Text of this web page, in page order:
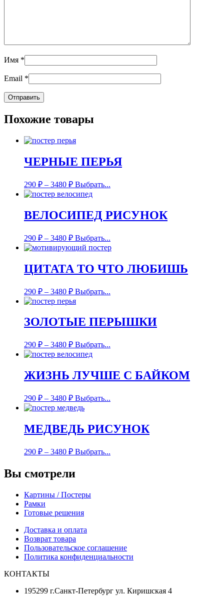
Имя *
Email *
Похожие товары
ЧЕРНЫЕ ПЕРЬЯ
290 ₽ – 3480 ₽ Выбрать...
ВЕЛОСИПЕД РИСУНОК
290 ₽ – 3480 ₽ Выбрать...
ЦИТАТА ТО ЧТО ЛЮБИШЬ
290 ₽ – 3480 ₽ Выбрать...
ЗОЛОТЫЕ ПЕРЫШКИ
290 ₽ – 3480 ₽ Выбрать...
ЖИЗНЬ ЛУЧШЕ С БАЙКОМ
290 ₽ – 3480 ₽ Выбрать...
МЕДВЕДЬ РИСУНОК
290 ₽ – 3480 ₽ Выбрать...
Вы смотрели
Картины / Постеры
Рамки
Готовые решения
Доставка и оплата
Возврат товара
Пользовательское соглашение
Политика конфиденциальности
КОНТАКТЫ
195299 г.Санкт-Петербург ул. Киришская 4